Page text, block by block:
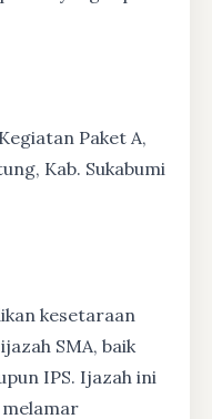
Paket A,
Kab. Sukabumi
kesetaraan
SMA, baik
IPS. Ijazah ini